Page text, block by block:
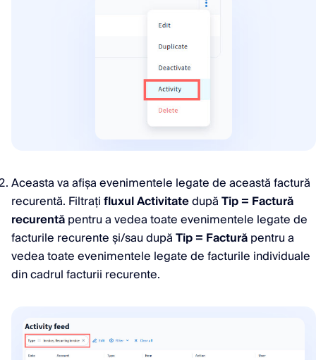
Aceasta va afișa evenimentele legate de această factură
recurentă. Filtrațifluxul ActivitatedupăTip = Factură
recurentăpentru a vedea toate evenimentele legate de
facturile recurente și/sau dupăTip = Facturăpentru a
vedea toate evenimentele legate de facturile individuale
din cadrul facturii recurente.